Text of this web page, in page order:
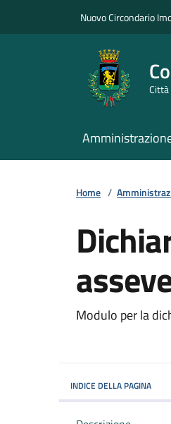
Nuovo Circondario
Home /
Modulo per la
INDICE DELLA PAGINA